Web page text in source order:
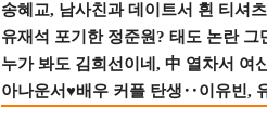
송혜교, 남사친과 데이트서 흰 티셔
유재석 포기한 정준원? 태도 논란
누가 봐도 김희선이네, 中 열차서 여
아나운서♥배우 커플 탄생‥이유빈,